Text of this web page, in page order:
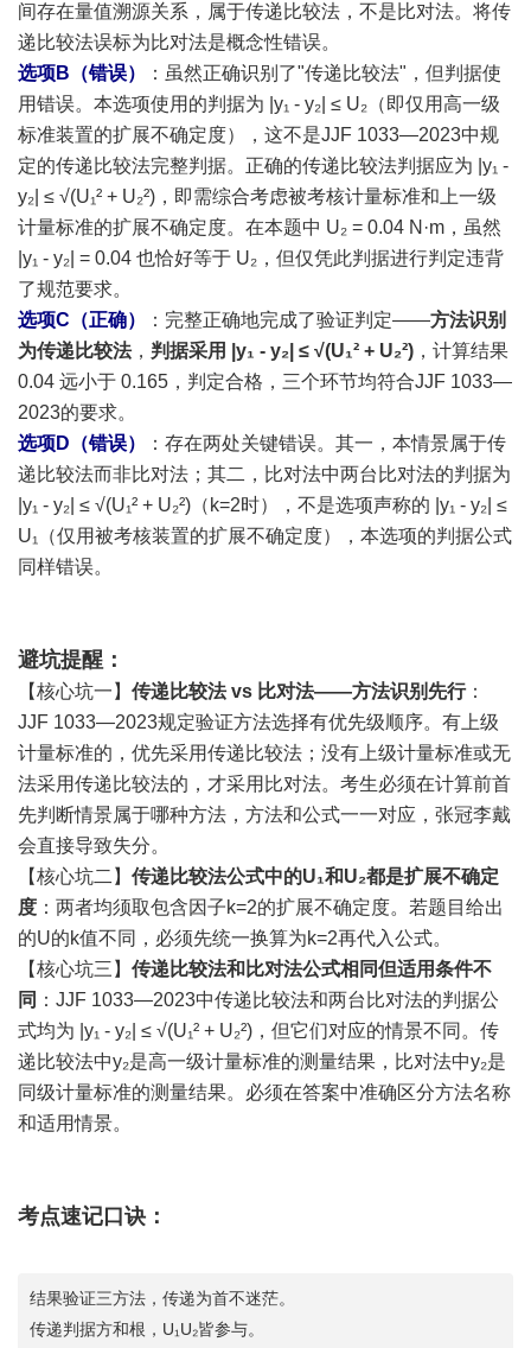
间存在量值溯源关系，属于传递比较法，不是比对法。将传
递比较法误标为比对法是概念性错误。
选项B（错误）
：虽然正确识别了"传递比较法"，但判据使
用错误。本选项使用的判据为 |y₁ - y₂| ≤ U₂（即仅用高一级
标准装置的扩展不确定度），这不是JJF 1033—2023中规
定的传递比较法完整判据。正确的传递比较法判据应为 |y₁ -
y₂| ≤ √(U₁² + U₂²)，即需综合考虑被考核计量标准和上一级
计量标准的扩展不确定度。在本题中 U₂ = 0.04 N·m，虽然
|y₁ - y₂| = 0.04 也恰好等于 U₂，但仅凭此判据进行判定违背
了规范要求。
选项C（正确）
：完整正确地完成了验证判定——方法识别
为传递比较法， 判据采用 |y₁ - y₂| ≤ √(U₁² + U₂²) ，计算结果
0.04 远小于 0.165，判定合格，三个环节均符合JJF 1033—
2023的要求。
选项D（错误）
：存在两处关键错误。其一，本情景属于传
递比较法而非比对法；其二，比对法中两台比对法的判据为
|y₁ - y₂| ≤ √(U₁² + U₂²)（k=2时），不是选项声称的 |y₁ - y₂| ≤
U₁（仅用被考核装置的扩展不确定度），本选项的判据公式
同样错误。
避坑提醒：
【核心坑一】 传递比较法 vs 比对法——方法识别先行：
JJF 1033—2023规定验证方法选择有优先级顺序。有上级
计量标准的，优先采用传递比较法；没有上级计量标准或无
法采用传递比较法的，才采用比对法。考生必须在计算前首
先判断情景属于哪种方法，方法和公式一一对应，张冠李戴
会直接导致失分。
【核心坑二】 传递比较法公式中的U₁和U₂都是扩展不确定
度 ：两者均须取包含因子k=2的扩展不确定度。若题目给出
的U的k值不同，必须先统一换算为k=2再代入公式。
【核心坑三】 传递比较法和比对法公式相同但适用条件不
同 ：JJF 1033—2023中传递比较法和两台比对法的判据公
式均为 |y₁ - y₂| ≤ √(U₁² + U₂²)，但它们对应的情景不同。传
递比较法中y₂是高一级计量标准的测量结果，比对法中y₂是
同级计量标准的测量结果。必须在答案中准确区分方法名称
和适用情景。
考点速记口诀：
结果验证三方法，传递为首不迷茫。
传递判据方和根，U₁U₂皆参与。